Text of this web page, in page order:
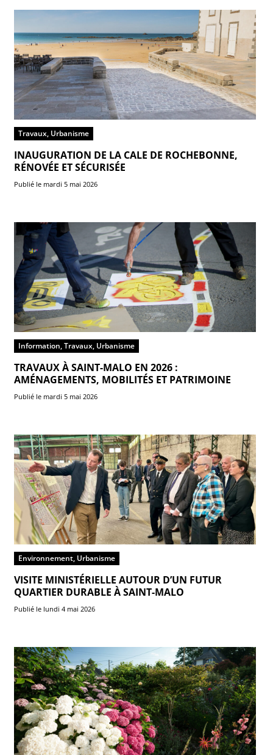
Travaux, Urbanisme
INAUGURATION DE LA CALE DE ROCHEBONNE,
RÉNOVÉE ET SÉCURISÉE
Publié le mardi 5 mai 2026
Information, Travaux, Urbanisme
TRAVAUX À SAINT-MALO EN 2026 :
AMÉNAGEMENTS, MOBILITÉS ET PATRIMOINE
Publié le mardi 5 mai 2026
Environnement, Urbanisme
VISITE MINISTÉRIELLE AUTOUR D’UN FUTUR
QUARTIER DURABLE À SAINT-MALO
Publié le lundi 4 mai 2026